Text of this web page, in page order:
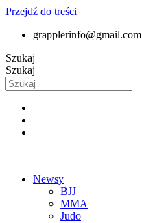
Przejdź do treści
grapplerinfo@gmail.com
Szukaj
Szukaj
Newsy
BJJ
MMA
Judo